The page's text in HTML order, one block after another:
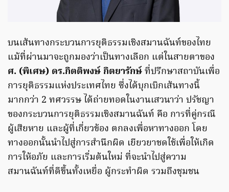
บนเส้นทางกระบวนการยุติธรรมเชิงสมานฉันท์ของไทย
แม้ที่ผ่านมาจะถูกมองว่าเป็นทางเลือก แต่ในสายตาของ
ศ. (พิเศษ) ดร.กิตติพงษ์ กิตยารักษ์ที่ปรึกษาสถาบันเพื่อ
การยุติธรรมแห่งประเทศไทย ซึ่งได้บุกเบิกเส้นทางนี้
มากกว่า 2 ทศวรรษ ได้ถ่ายทอดในงานเสวนาว่า ปรัชญา
ของกระบวนการยุติธรรมเชิงสมานฉันท์ คือ การที่คู่กรณี
ผู้เสียหาย และผู้ที่เกี่ยวข้อง ตกลงเพื่อหาทางออก โดย
ทางออกนั้นนำไปสู่การสำนึกผิด เยียวยาชดใช้เพื่อให้เกิด
การให้อภัย และการเริ่มต้นใหม่ ที่จะนำไปสู่ความ
สมานฉันท์ที่ดีขึ้นทั้งเหยื่อ ผู้กระทำผิด รวมถึงชุมชน